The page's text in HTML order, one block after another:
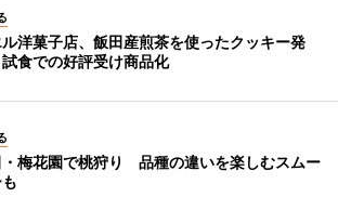
ル洋菓子店、飯田産煎茶を使ったクッキー発
食での好評受け商品化
梅花園で桃狩り 品種の違いを楽しむスムー